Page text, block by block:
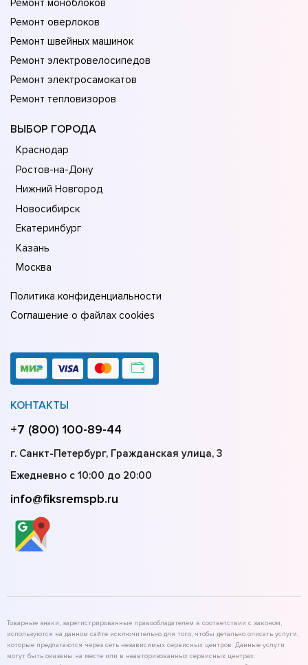
Ремонт моноблоков
Ремонт оверлоков
Ремонт швейных машинок
Ремонт электровелосипедов
Ремонт электросамокатов
Ремонт тепловизоров
ВЫБОР ГОРОДА
Краснодар
Ростов-на-Дону
Нижний Новгород
Новосибирск
Екатеринбург
Казань
Москва
Политика конфиденциальности
Соглашение о файлах cookies
КОНТАКТЫ
+7 (800) 100-89-44
г. Санкт-Петербург, Гражданская улица, 3
Ежедневно с 10:00 до 20:00
info@fiksremspb.ru
Товарные знаки, зарегистрированные правообладателем в соответствии с законом,
используются на данном сайте исключительно для того, чтобы детально описать услуги,
которые предлагаются через сеть независимых сервисных центров. Данные услуги
могут быть оказаны на месте или в неавторизованных сервисных центрах